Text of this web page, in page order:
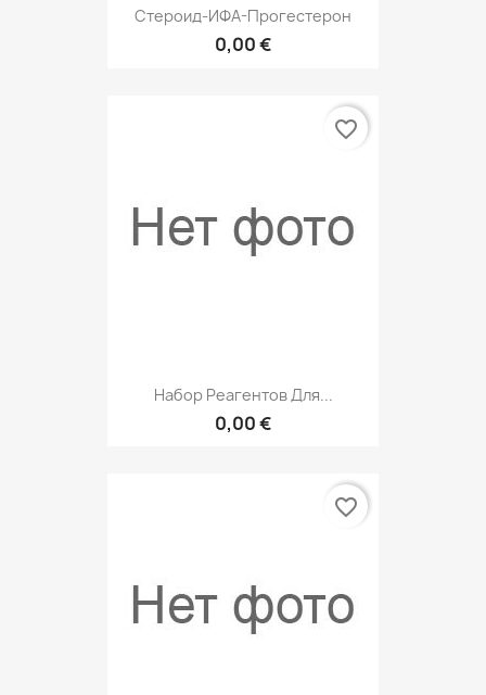
Стероид-ИФА-Прогестерон
0,00 €
Набор Реагентов Для...
0,00 €
favorite_border
favorite_border